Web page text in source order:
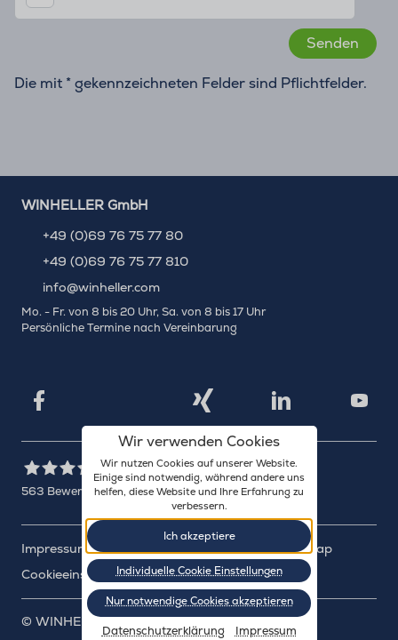
Wir verwenden Cookies
Wir nutzen Cookies auf unserer Website.
Einige sind notwendig, während andere uns
helfen, diese Website und Ihre Erfahrung zu
verbessern.
Ich akzeptiere
Individuelle Cookie Einstellungen
Nur notwendige Cookies akzeptieren
Datenschutzerklärung Impressum
Die mit * gekennzeichneten Felder sind Pflichtfelder.
WINHELLER GmbH
+49 (0)69 76 75 77 80
+49 (0)69 76 75 77 810
info@winheller.com
Mo. - Fr. von 8 bis 20 Uhr, Sa. von 8 bis 17 Uhr
Persönliche Termine nach Vereinbarung
Facebook Xing LinkedIn
WINHELLER GmbH
563 Bewertungen auf ProvenExpert.com
© WINHELLER GmbH: 2003-2026
Impressum Datenschutz Barrierefreiheit Sitemap
Cookieeinstellungen